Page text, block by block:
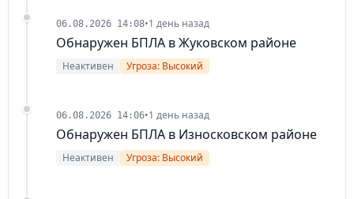
06.08.2026 14:08•1 день назад
Обнаружен БПЛА в Жуковском районе
Неактивен Угроза: Высокий
06.08.2026 14:06•1 день назад
Обнаружен БПЛА в Износковском районе
Неактивен Угроза: Высокий